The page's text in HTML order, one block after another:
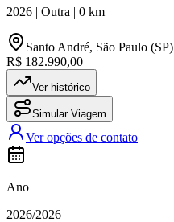
2026 | Outra | 0 km
Santo André, São Paulo (SP)
R$ 182.990,00
Ver histórico
Simular Viagem
Ver opções de contato
Ano
2026/2026